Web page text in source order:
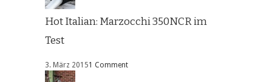
Hot Italian: Marzocchi 350NCR im
Test
3. März 20151 Comment